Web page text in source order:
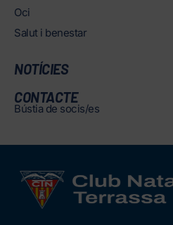
Oci
Salut i benestar
NOTÍCIES
CONTACTE
Bústia de socis/es